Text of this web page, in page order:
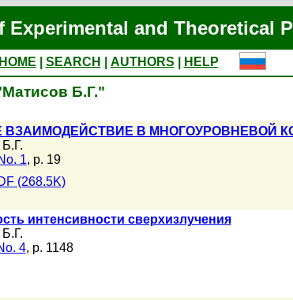
Experimental and Theoretical
HOME SEARCH AUTHORS
HELP
Б.Г."
В МНОГОУРОВНЕВОЙ
1, p. 19
(268.5K)
интенсивности сверхизлучения
4, p. 1148